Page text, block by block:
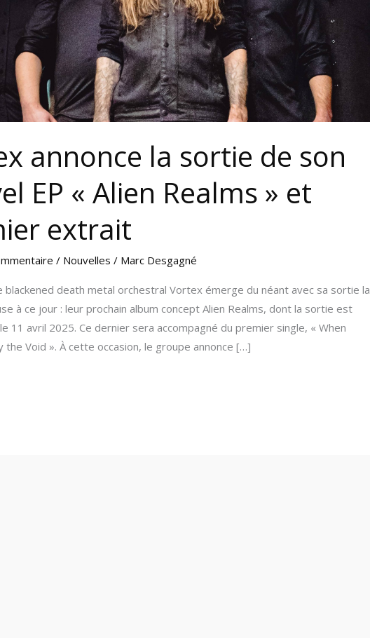
annonce la sortie de son
EP « Alien Realms » et
extrait
/ Nouvelles / Marc Desgagné
blackened death metal orchestral Vortex émerge du néant avec sa sortie la
à ce jour : leur prochain album concept Alien Realms, dont la sortie est
11 avril 2025. Ce dernier sera accompagné du premier single, « When
the Void ». À cette occasion, le groupe annonce […]